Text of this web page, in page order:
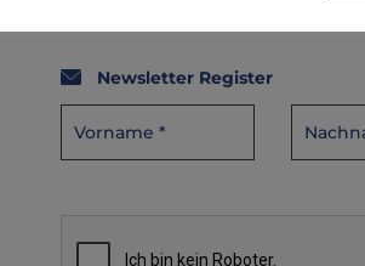
Newsletter Register